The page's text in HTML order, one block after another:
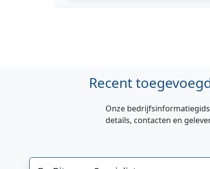
Recent
Onze
details, contacten en